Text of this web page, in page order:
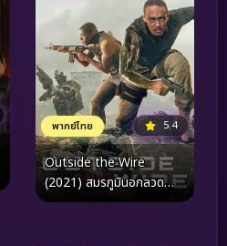
พากย์ไทย 5.4
Outside the Wire
(2021) สมรภูมินอกลวด
หนาม